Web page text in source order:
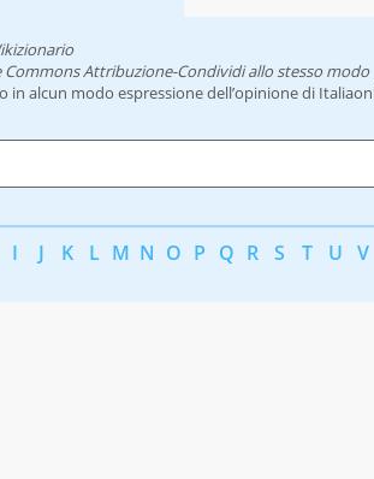
Commons Attribuzione-Condividi allo stesso modo
alcun modo espressione dell’opinione di
I J K L M N O P Q R S T U V